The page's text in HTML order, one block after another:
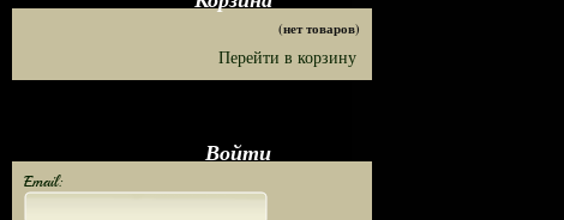
(нет товаров)
Перейти в корзину
Войти
Email: